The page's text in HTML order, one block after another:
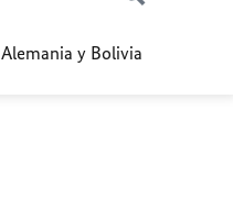
Alemania y Bolivia